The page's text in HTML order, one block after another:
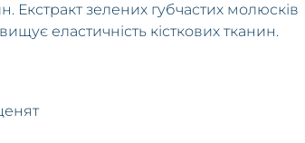
Екстракт зелених губчастих молюсків
еластичність кісткових тканин.